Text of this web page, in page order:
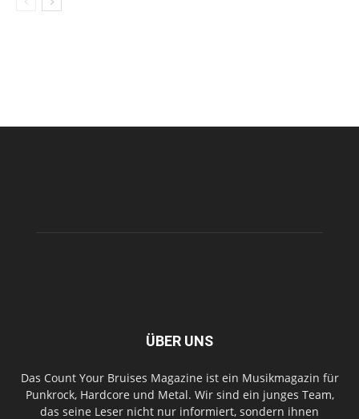
ÜBER UNS
Das Count Your Bruises Magazine ist ein Musikmagazin für
Punkrock, Hardcore und Metal. Wir sind ein junges Team,
das seine Leser nicht nur informiert, sondern ihnen